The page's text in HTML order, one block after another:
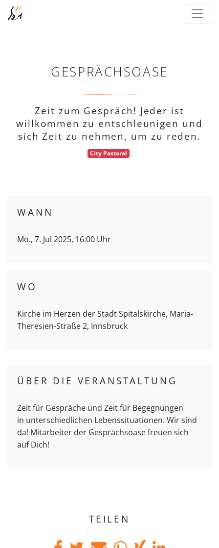
GESPRÄCHSOASE
Zeit zum Gespräch! Jeder ist
willkommen zu entschleunigen und
sich Zeit zu nehmen, um zu reden.
City Pastoral
WANN
Mo., 7. Jul 2025, 16:00 Uhr
WO
Kirche im Herzen der Stadt Spitalskirche, Maria-
Theresien-Straße 2, Innsbruck
ÜBER DIE VERANSTALTUNG
Zeit für Gespräche und Zeit für Begegnungen
in unterschiedlichen Lebenssituationen. Wir sind
da! Mitarbeiter der Gesprächsoase freuen sich
auf Dich!
TEILEN